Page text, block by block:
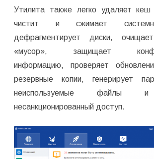
Утилита также легко удаляет кеш
чистит и сжимает
дефрагментирует диски,
«мусор», защищает
информацию, проверяет
резервные копии, генерирует
неиспользуемые файлы и
несанкционированный доступ.